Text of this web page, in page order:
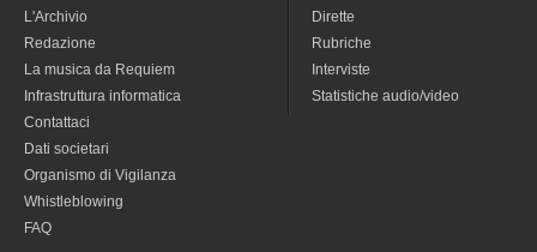
L'Archivio
Redazione
La musica da Requiem
Infrastruttura informatica
Contattaci
Dati societari
Organismo di Vigilanza
Whistleblowing
FAQ
Dirette
Rubriche
Interviste
Statistiche audio/video